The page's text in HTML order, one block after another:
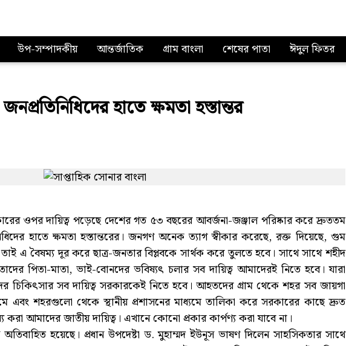
উপ-সম্পাদকীয় আন্তর্জাতিক গ্রাম বাংলা শেষের পাতা ঈদুল ফিতর
হাতে ক্ষমতা হস্তান্তর
ওপর দায়িত্ব পড়েছে দেশের গত ৫৩ বছরের আবর্জনা-জঞ্জাল পরিষ্কার করে দ্রুততম
হাতে ক্ষমতা হস্তান্তরের। জনগণ অনেক ত্যাগ স্বীকার করেছে, রক্ত দিয়েছে, গুম
এ বৈষম্য দূর করে ছাত্র-জনতার বিপ্লবকে সার্থক করে তুলতে হবে। সাথে সাথে শহীদ
পিতা-মাতা, ভাই-বোনদের ভবিষ্যৎ চলার সব দায়িত্ব আমাদেরই নিতে হবে। যারা
চিকিৎসার সব দায়িত্ব সরকারকেই নিতে হবে। আহতদের গ্রাম থেকে শহর সব জায়গা
এবং শহরগুলো থেকে স্থানীয় প্রশাসনের মাধ্যমে তালিকা করে সরকারের কাছে দ্রুত
আমাদের জাতীয় দায়িত্ব। এখানে কোনো প্রকার কার্পণ্য করা যাবে না।
হয়েছে। প্রধান উপদেষ্টা ড. মুহাম্মদ ইউনূস ভাষণ দিলেন সাহসিকতার সাথে